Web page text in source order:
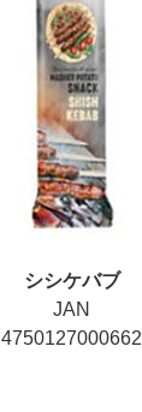
シシケバブ
JAN
4750127000662